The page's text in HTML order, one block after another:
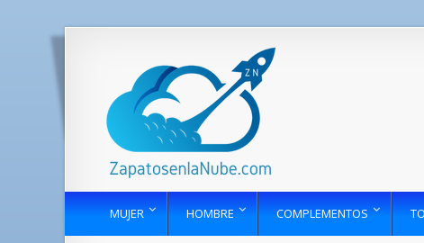
MUJER HOMBRE COMPLEMENTOS